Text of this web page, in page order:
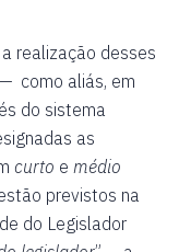
realização desses
como aliás, em
do sistema
as
curto e médio
previstos na
do Legislador